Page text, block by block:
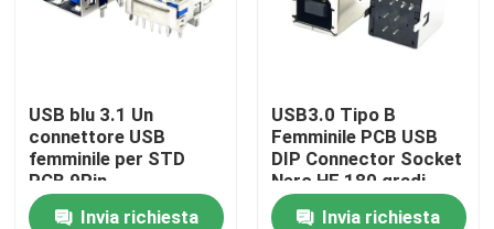
Casa
USB blu 3.1 Un
connettore USB
femminile per STD
PCB 9Pin
Invia richiesta
USB3.0 Tipo B
Femminile PCB USB
DIP Connector Socket
Nero HF 180 gradi
Forma T
Invia richiesta